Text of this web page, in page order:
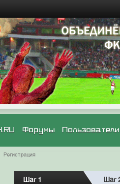
Форумы Пользователи
Регистрация
Шаг 1 Шаг